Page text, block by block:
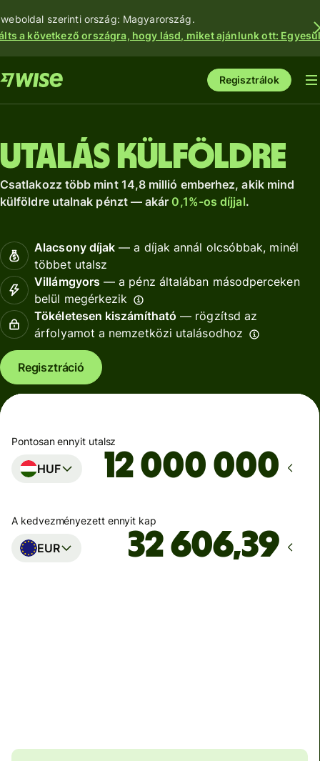
szerinti ország: Magyarország.
a következő országra, hogy lásd, miket ajánlunk ott:
Regisztrálok
Utalás külföldre
Csatlakozz több mint 14,8 millió emberhez, akik mind
külföldre utalnak pénzt — akár 0,1%-os díjjal.
Alacsony díjak — a díjak annál olcsóbbak, minél
többet utalsz
Villámgyors — a pénz általában másodperceken
belül megérkezik
Tökéletesen kiszámítható — rögzítsd az
árfolyamot a nemzetközi utalásodhoz
Regisztráció
Pontosan ennyit utalsz
HUF
A kedvezményezett ennyit kap
EUR